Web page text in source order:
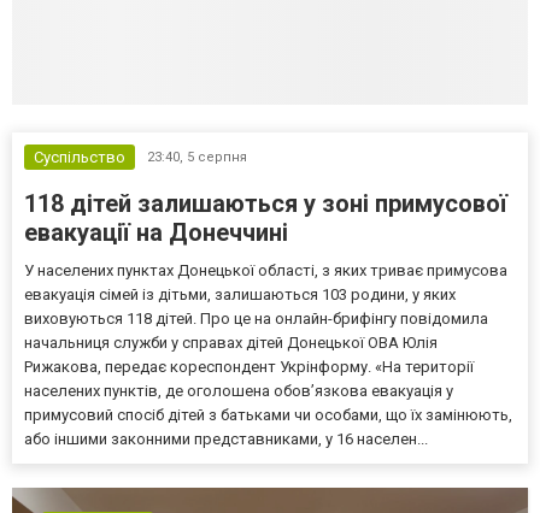
Суспільство 23:40, 5 серпня
118 дітей залишаються у зоні примусової
евакуації на Донеччині
У населених пунктах Донецької області, з яких триває примусова
евакуація сімей із дітьми, залишаються 103 родини, у яких
виховуються 118 дітей. Про це на онлайн-брифінгу повідомила
начальниця служби у справах дітей Донецької ОВА Юлія
Рижакова, передає кореспондент Укрінформу. «На території
населених пунктів, де оголошена обов’язкова евакуація у
примусовий спосіб дітей з батьками чи особами, що їх замінюють,
або іншими законними представниками, у 16 населен...